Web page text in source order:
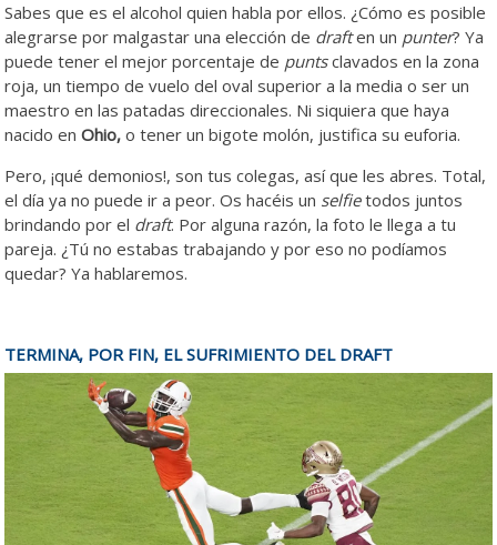
Sabes que es el alcohol quien habla por ellos. ¿Cómo es posible
alegrarse por malgastar una elección de draften un punter? Ya
puede tener el mejor porcentaje de puntsclavados en la zona
roja, un tiempo de vuelo del oval superior a la media o ser un
maestro en las patadas direccionales. Ni siquiera que haya
nacido enOhio, o tener un bigote molón, justifica su euforia.
Pero, ¡qué demonios!, son tus colegas, así que les abres. Total,
el día ya no puede ir a peor. Os hacéis un selfietodos juntos
brindando por el draft. Por alguna razón, la foto le llega a tu
pareja. ¿Tú no estabas trabajando y por eso no podíamos
quedar? Ya hablaremos.
TERMINA, POR FIN, EL SUFRIMIENTO DEL DRAFT